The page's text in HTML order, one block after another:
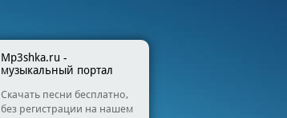
Mp3shka.ru -
музыкальный портал
Скачать песни бесплатно,
без регистрации на нашем